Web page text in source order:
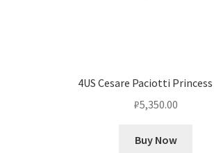
4US Cesare Paciotti
₽5,350.00
Buy Now